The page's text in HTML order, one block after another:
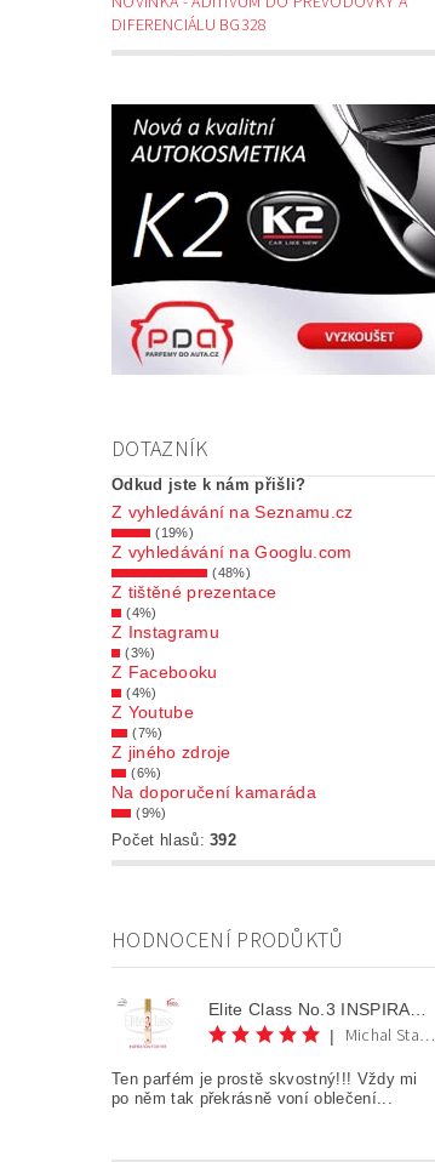
DIFERENCIÁLU BG328
DOTAZNÍK
Odkud jste k nám přišli?
Z vyhledávání na Seznamu.cz
(19%)
Z vyhledávání na Googlu.com
(48%)
Z tištěné prezentace
(4%)
Z Instagramu
(3%)
Z Facebooku
(4%)
Z Youtube
(7%)
Z jiného zdroje
(6%)
Na doporučení kamaráda
(9%)
Počet hlasů:392
HODNOCENÍ PRODŮKTŮ
Elite Class No.3 INSPIRATION FOR HER AKCE 1+1
|
Michal Staněk
Ten parfém je prostě skvostný!!! Vždy mi
po něm tak překrásně voní oblečení...